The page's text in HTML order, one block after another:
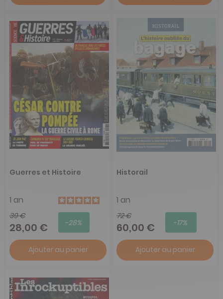
Guerres et Histoire
1 an
39 €
28,00 € -28%
Ajouter au panier
Historail
1 an
72 €
60,00 € -17%
Ajouter au panier